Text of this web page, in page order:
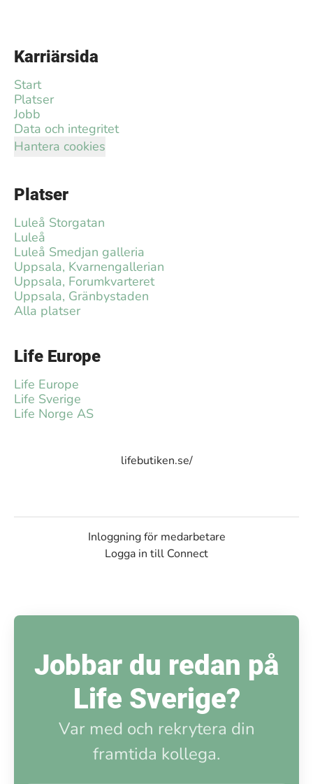
Karriärsida
Start
Platser
Jobb
Data och integritet
Hantera cookies
Platser
Luleå Storgatan
Luleå
Luleå Smedjan galleria
Uppsala, Kvarnengallerian
Uppsala, Forumkvarteret
Uppsala, Gränbystaden
Alla platser
Life Europe
Life Europe
Life Sverige
Life Norge AS
lifebutiken.se/
Inloggning för medarbetare
Logga in till Connect
Jobbar du redan på
Life Sverige?
Var med och rekrytera din
framtida kollega.